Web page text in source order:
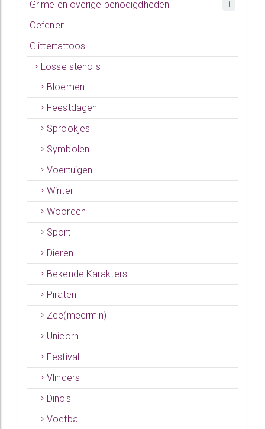
Grime en overige benodigdheden
Oefenen
Glittertattoos
Losse stencils
Bloemen
Feestdagen
Sprookjes
Symbolen
Voertuigen
Winter
Woorden
Sport
Dieren
Bekende Karakters
Piraten
Zee(meermin)
Unicorn
Festival
Vlinders
Dino's
Voetbal